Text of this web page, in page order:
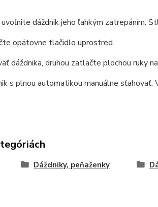
dáždnik jeho ľahkým zatrepáním.
opätovne tlačidlo uprostred.
dáždnika, druhou zatlačte plochou ruky
s plnou automatikou manuálne
Dáždniky, peňaženky